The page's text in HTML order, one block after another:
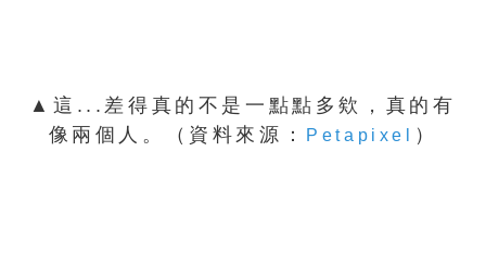
▲這...差得真的不是一點點多欸，真的有
像兩個人。（資料來源：
Petapixel ）